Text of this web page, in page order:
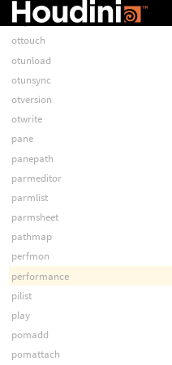
otsync
ottouch
otunload
otunsync
otversion
otwrite
pane
panepath
parmeditor
parmlist
parmsheet
pathmap
perfmon
performance
pilist
play
pomadd
pomattach